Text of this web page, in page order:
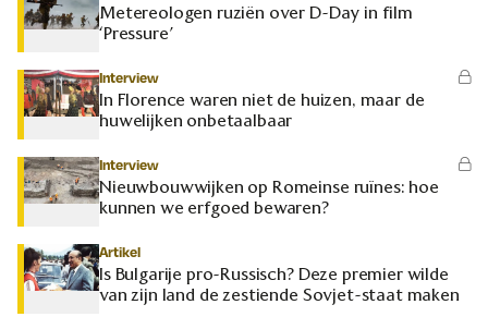
Metereologen ruziën over D-Day in film
‘Pressure’
Interview
In Florence waren niet de huizen, maar de
huwelijken onbetaalbaar
Interview
Nieuwbouwwijken op Romeinse ruïnes: hoe
kunnen we erfgoed bewaren?
Artikel
Is Bulgarije pro-Russisch? Deze premier wilde
van zijn land de zestiende Sovjet-staat maken